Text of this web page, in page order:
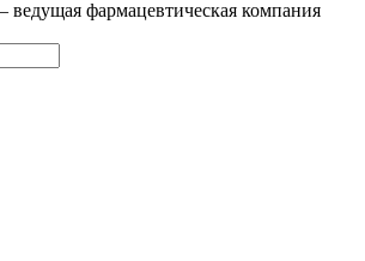
фармацевтическая компания